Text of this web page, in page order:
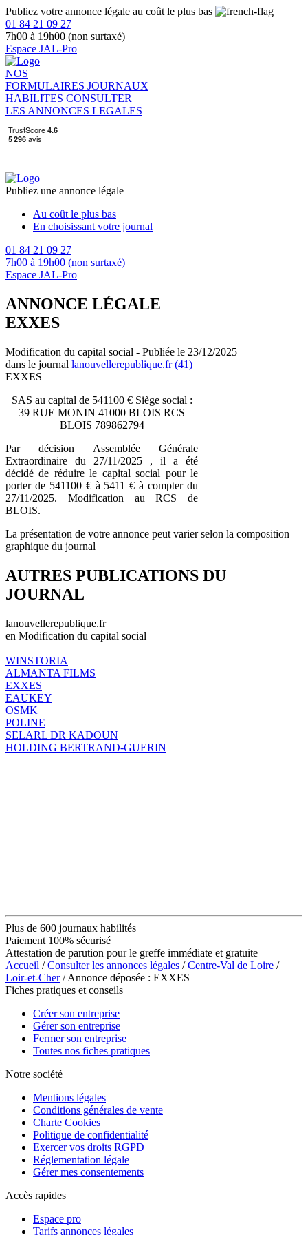
Publiez votre annonce légale au coût le plus bas
01 84 21 09 27
7h00 à 19h00 (non surtaxé)
Espace JAL-Pro
NOS
FORMULAIRES JOURNAUX
HABILITES CONSULTER
LES ANNONCES LEGALES
Publiez une annonce légale
Au coût le plus bas
En choisissant votre journal
01 84 21 09 27
7h00 à 19h00 (non surtaxé)
Espace JAL-Pro
ANNONCE LÉGALE
EXXES
Modification du capital social - Publiée le 23/12/2025
dans le journal lanouvellerepublique.fr (41)
EXXES
SAS au capital de 541100 € Siège social :
39 RUE MONIN 41000 BLOIS RCS
BLOIS 789862794
Par décision Assemblée Générale
Extraordinaire du 27/11/2025 , il a été
décidé de réduire le capital social pour le
porter de 541100 € à 5411 € à compter du
27/11/2025. Modification au RCS de
BLOIS.
La présentation de votre annonce peut varier selon la composition
graphique du journal
AUTRES PUBLICATIONS DU
JOURNAL
lanouvellerepublique.fr
en Modification du capital social
WINSTORIA
ALMANTA FILMS
EXXES
EAUKEY
OSMK
POLINE
SELARL DR KADOUN
HOLDING BERTRAND-GUERIN
Plus de 600 journaux habilités
Paiement 100% sécurisé
Attestation de parution pour le greffe immédiate et gratuite
Accueil /Consulter les annonces légales /Centre-Val de Loire /
Loir-et-Cher/ Annonce déposée : EXXES
Fiches pratiques et conseils
Créer son entreprise
Gérer son entreprise
Fermer son entreprise
Toutes nos fiches pratiques
Notre société
Mentions légales
Conditions générales de vente
Charte Cookies
Politique de confidentialité
Exercer vos droits RGPD
Réglementation légale
Gérer mes consentements
Accès rapides
Espace pro
Tarifs annonces légales